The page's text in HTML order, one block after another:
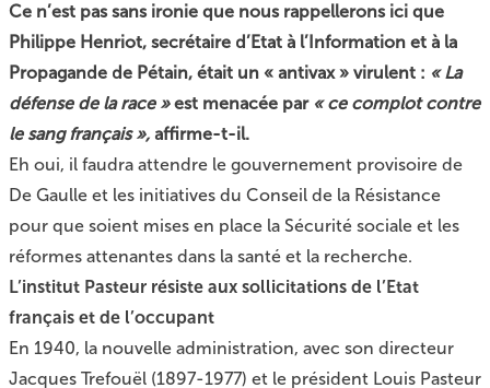
Ce n’est pas sans ironie que nous rappellerons ici que
Philippe Henriot, secrétaire d’Etat à l’Information et à la
Propagande de Pétain, était un « antivax » virulent : « La
défense de la race »est menacée par « ce complot contre
le sang français », affirme-t-il.
Eh oui, il faudra attendre le gouvernement provisoire de
De Gaulle et les initiatives du Conseil de la Résistance
pour que soient mises en place la Sécurité sociale et les
réformes attenantes dans la santé et la recherche.
L’institut Pasteur résiste aux sollicitations de l’Etat
français et de l’occupant
En 1940, la nouvelle administration, avec son directeur
Jacques Trefouël (1897-1977) et le président Louis Pasteur